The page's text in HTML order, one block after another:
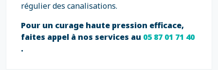
régulier des canalisations.
Pour un curage haute pression efficace,
faites appel à nos services au 05 87 01 71 40
.